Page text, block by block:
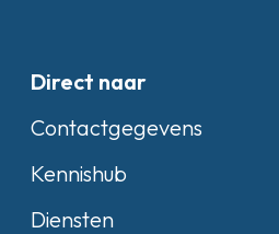
Direct naar
Contactgegevens
Kennishub
Diensten